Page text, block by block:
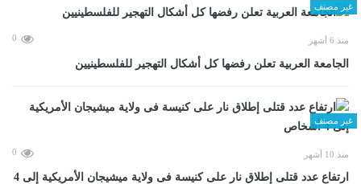
غير مصنف
منذ 6 أشهر 0
الجامعة العربية تعلن رفضها كل أشكال التهجير للفلسطينيين
غير مصنف
منذ 10 أشهر 0
ارتفاع عدد قتلى إطلاق نار على كنيسة فى ولاية ميشيجان الأمريكية إلى 4